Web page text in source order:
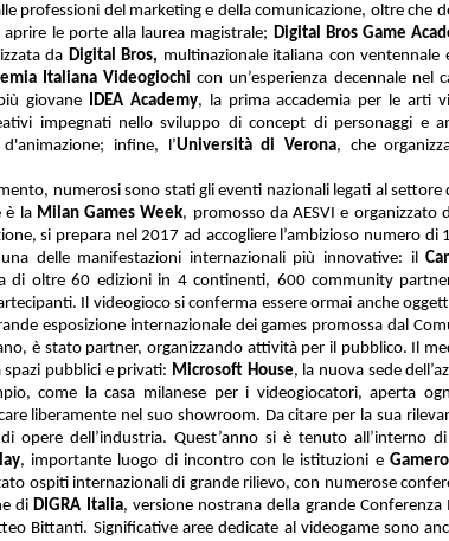
professioni del marketing e della comunicazione, oltre che
le porte alla laurea magistrale; Digital Bros Game
da Digital Bros, multinazionale italiana con ventennale
Italiana Videogiochicon un’esperienza decennale nel
giovane IDEA Academy, la prima accademia per le arti
impegnati nello sviluppo di concept di personaggi e
infine, l’Università di Verona, che
numerosi sono stati gli eventi nazionali legati al
è la Milan Games Week, promosso daAESVI e organizzato
si prepara nel 2017 ad accogliere l’ambizioso numero
delle manifestazioni internazionali più innovative: il
di oltre 60 edizioni in 4 continenti, 600 community
Il videogioco si conferma essere ormai anche
esposizione internazionale dei games promossa dal
è stato partner, organizzando attività per il pubblico. Il
pubblici e privati: Microsoft House, la nuova sede
come la casa milanese per i videogiocatori, aperta
liberamente nel suo showroom. Da citare per la sua
opere dell’industria. Quest’anno si è tenuto all’interno
, importante luogo di incontro con le istituzioni e
ospiti internazionali di grande rilievo, con numerose
diDIGRA Italia, versione nostrana della grande Conferenza
Bittanti. Significative aree dedicate al videogame sono